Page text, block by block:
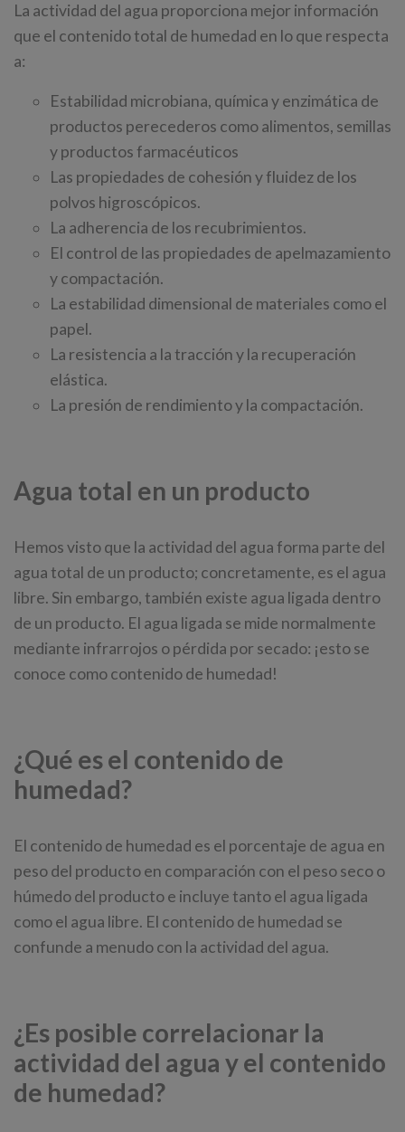
La actividad del agua proporciona mejor información
que el contenido total de humedad en lo que respecta
a:
Estabilidad microbiana, química y enzimática de
productos perecederos como alimentos, semillas
y productos farmacéuticos
Las propiedades de cohesión y fluidez de los
polvos higroscópicos.
La adherencia de los recubrimientos.
El control de las propiedades de apelmazamiento
y compactación.
La estabilidad dimensional de materiales como el
papel.
La resistencia a la tracción y la recuperación
elástica.
La presión de rendimiento y la compactación.
Agua total en un producto
Hemos visto que la actividad del agua forma parte del
agua total de un producto; concretamente, es el agua
libre. Sin embargo, también existe agua ligada dentro
de un producto. El agua ligada se mide normalmente
mediante infrarrojos o pérdida por secado: ¡esto se
conoce como contenido de humedad!
¿Qué es el contenido de
humedad?
El contenido de humedad es el porcentaje de agua en
peso del producto en comparación con el peso seco o
húmedo del producto e incluye tanto el agua ligada
como el agua libre. El contenido de humedad se
confunde a menudo con la actividad del agua.
¿Es posible correlacionar la
actividad del agua y el contenido
de humedad?